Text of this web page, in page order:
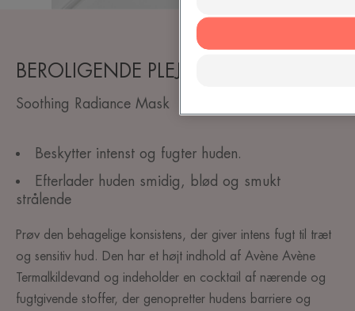
BEROLIGENDE PLEJE
Soothing Radiance Mask
Beskytter intenst og fugter huden.
Efterlader huden smidig, blød og smukt
strålende
Prøv den behagelige konsistens, der giver intens fugt til træt
og sensitiv hud. Den har et højt indhold af Avène Avène
Termalkildevand og indeholder en cocktail af nærende og
fugtgivende stoffer, der genopretter hudens barriere og